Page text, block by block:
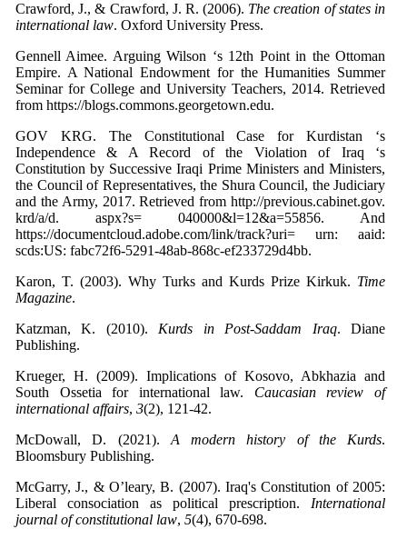
Crawford, J., & Crawford, J. R. (2006). The creation of states in
international law
Gennell Aimee. Arguing Wilson ‘s 12th Point in the Ottoman
Empire. A National Endowment for the Humanities Summer
Seminar for College and University Teachers, 2014. Retrieved
from https://blogs.commons.georgetown.edu.
GOV KRG. The Constitutional Case for Kurdistan ‘s
Independence & A Record of the Violation of Iraq ‘s
Constitution by Successive Iraqi Prime Ministers and Ministers,
the Council of Representatives, the Shura Council, the Judiciary
and the Army, 2017. Retrieved from http://previous.cabinet.gov.
krd/a/d. aspx?s= 040000&l=12&a=55856. And
https://documentcloud.adobe.com/link/track?uri= urn: aaid:
scds:US: fabc72f6-5291-48ab-868c-ef233729d4bb.
Karon, T. (2003). Why Turks and Kurds Prize Kirkuk. Time
Magazine
Katzman, K. (2010). Kurds in Post-Saddam Iraq. Diane
Krueger, H. (2009). Implications of Kosovo, Abkhazia and
South Ossetia for international law. Caucasian review of
international affairs, 3
McDowall, D. (2021). A modern history of the Kurds.
McGarry, J., & O’leary, B. (2007). Iraq's Constitution of 2005:
Liberal consociation as political prescription. International
journal of constitutional law, 5